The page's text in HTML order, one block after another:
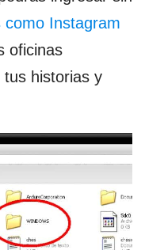
como Instagram
oficinas
historias y